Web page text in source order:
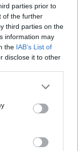
parties prior to
of the further
third parties on the
information may
the IAB’s List of
disclose it to other